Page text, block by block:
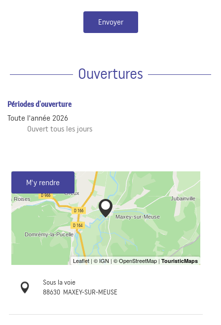
Envoyer
Ouvertures
Périodes d'ouverture
Toute l'année 2026
Ouvert tous les jours
M'y rendre
Sous la voie
88630 MAXEY-SUR-MEUSE